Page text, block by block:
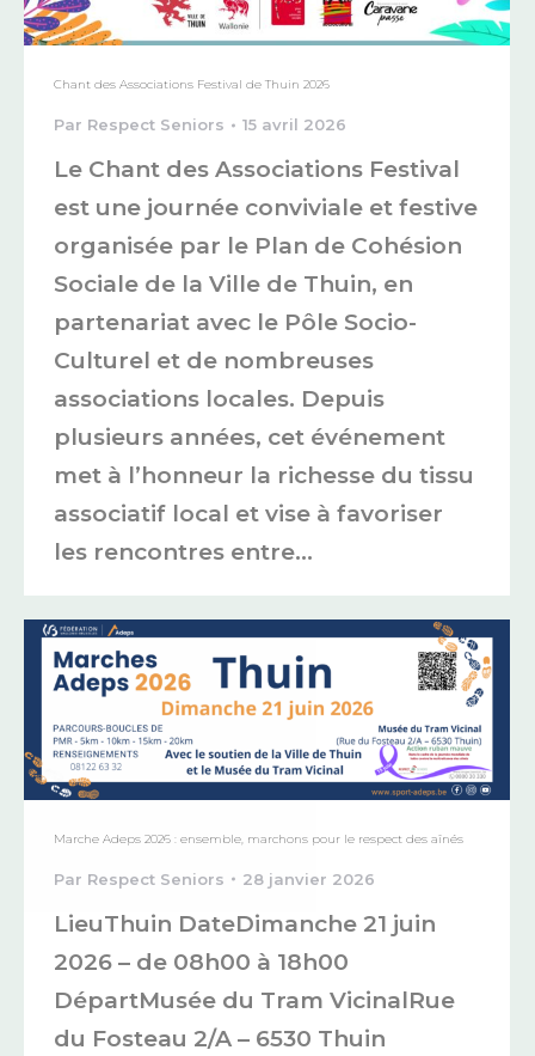
Chant des Associations Festival de Thuin 2026
Par Respect Seniors 15 avril 2026
Le Chant des Associations Festival
est une journée conviviale et festive
organisée par le Plan de Cohésion
Sociale de la Ville de Thuin, en
partenariat avec le Pôle Socio-
Culturel et de nombreuses
associations locales. Depuis
plusieurs années, cet événement
met à l’honneur la richesse du tissu
associatif local et vise à favoriser
les rencontres entre…
Marche Adeps 2026 : ensemble, marchons pour le respect des aînés
Par Respect Seniors 28 janvier 2026
LieuThuin DateDimanche 21 juin
2026 – de 08h00 à 18h00
DépartMusée du Tram VicinalRue
du Fosteau 2/A – 6530 Thuin